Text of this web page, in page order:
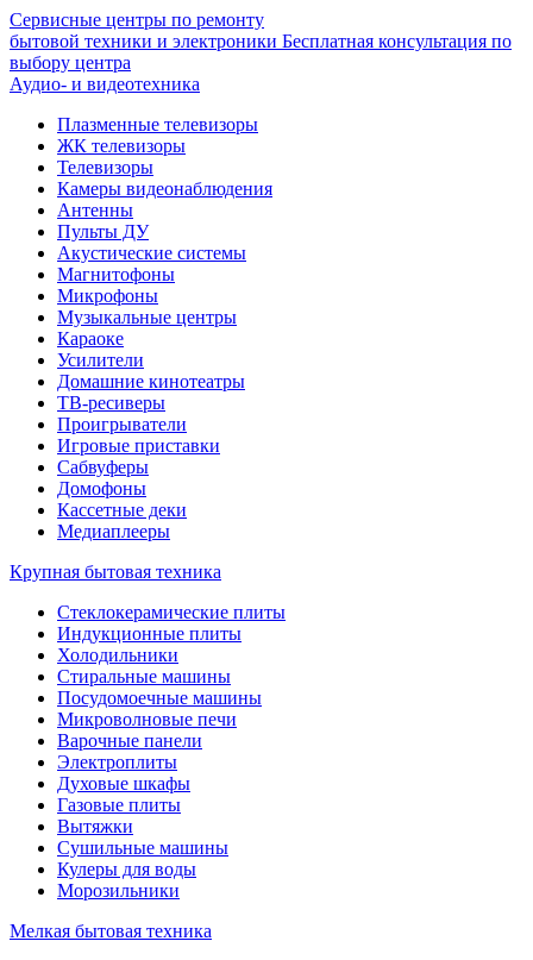
Сервисные центры по ремонту
бытовой техники и электроники Бесплатная консультация по
выбору центра
Аудио- и видеотехника
Плазменные телевизоры
ЖК телевизоры
Телевизоры
Камеры видеонаблюдения
Антенны
Пульты ДУ
Акустические системы
Магнитофоны
Микрофоны
Музыкальные центры
Караоке
Усилители
Домашние кинотеатры
ТВ-ресиверы
Проигрыватели
Игровые приставки
Сабвуферы
Домофоны
Кассетные деки
Медиаплееры
Крупная бытовая техника
Стеклокерамические плиты
Индукционные плиты
Холодильники
Стиральные машины
Посудомоечные машины
Микроволновые печи
Варочные панели
Электроплиты
Духовые шкафы
Газовые плиты
Вытяжки
Сушильные машины
Кулеры для воды
Морозильники
Мелкая бытовая техника